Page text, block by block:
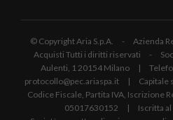
© Copyright Aria S.p.A. - Azienda
Acquisti Tutti i diritti riservati -
Aulenti, 1 20154 Milano |
protocollo@pec.ariaspa.it | Capitale
Codice Fiscale, Partita IVA, Iscrizione
05017630152 | Iscritta al